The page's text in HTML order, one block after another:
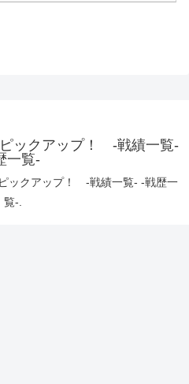
ックアップ！ -戦績一覧-
一覧-
ックアップ！ -戦績一覧- -戦歴一
覧-.